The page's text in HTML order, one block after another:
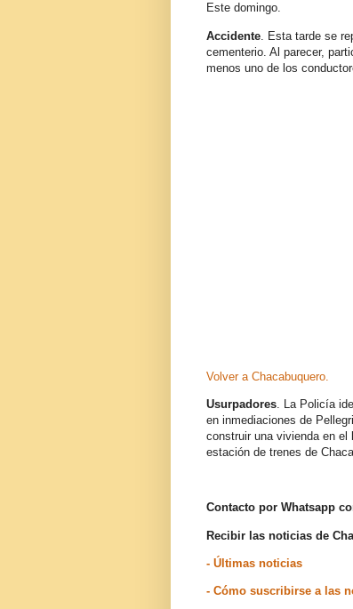
Este domingo.
Accidente . Esta tarde se
cementerio. Al parecer,
menos uno de los
Volver a Chacabuquero.
Usurpadores. La Policía
en inmediaciones de
construir una vivienda en el
estación de trenes de
Contacto por Whatsapp
Recibir las noticias de
- Últimas noticias
- Cómo suscribirse a las